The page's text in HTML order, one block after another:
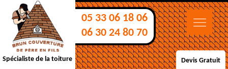
Spécialiste de la toiture
05 33 06 18 06
06 30 24 80 70
Devis Gratuit